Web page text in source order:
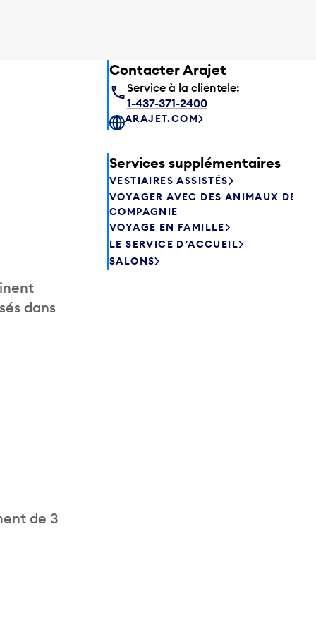
dans
de 3
Contacter Arajet
Service à la clientele:
1-437-371-2400
ARAJET.COM
Services supplémentaires
VESTIAIRES ASSISTÉS
VOYAGER AVEC DES ANIMAUX DE
COMPAGNIE
VOYAGE EN FAMILLE
LE SERVICE D’ACCUEIL
SALONS